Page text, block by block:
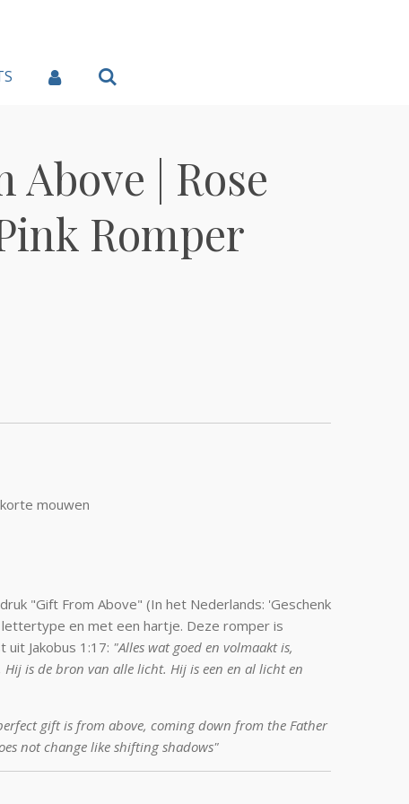
Above | Rose
Romper
mouwen
"Gift From Above" (In het Nederlands: 'Geschenk
en met een hartje. Deze romper is
Jakobus 1:17: "Alles wat goed en volmaakt is,
Hij is de bron van alle licht. Hij is een en al licht en
gift is from above, coming down from the Father
not change like shifting shadows"